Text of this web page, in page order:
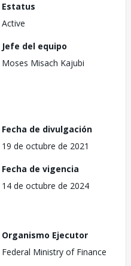
Estatus
Active
Jefe del equipo
Moses Misach Kajubi
Fecha de divulgación
19 de octubre de 2021
Fecha de vigencia
14 de octubre de 2024
Organismo Ejecutor
Federal Ministry of Finance